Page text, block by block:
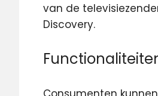
van de
Discovery.